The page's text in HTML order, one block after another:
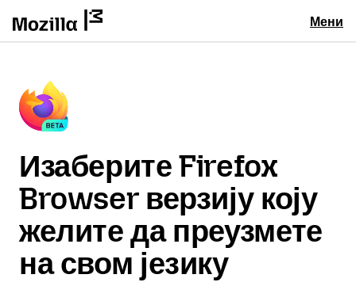
Мени
Изаберите Firefox
Browser верзију коју
желите да преузмете
на свом језику